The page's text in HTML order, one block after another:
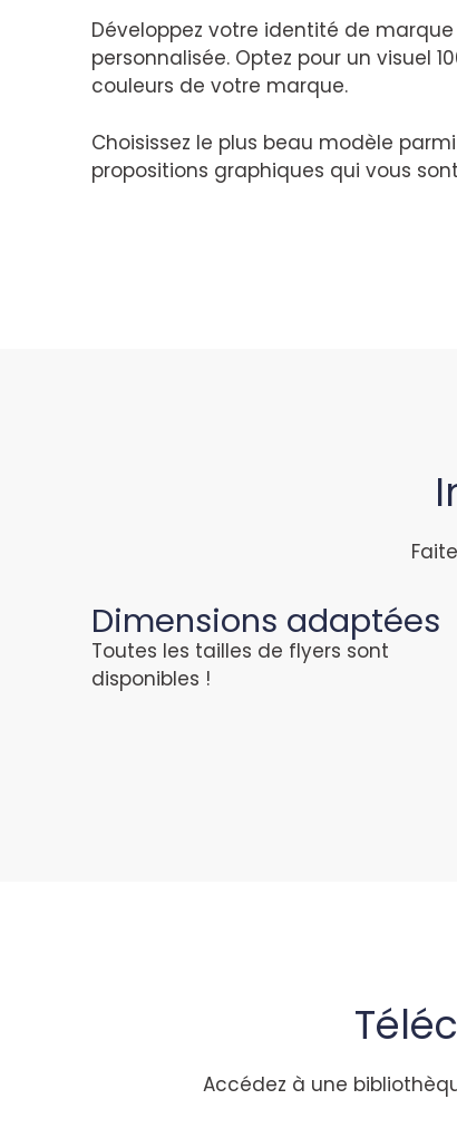
Développez votre identité de
personnalisée. Optez pour un visuel
couleurs de votre marque.
Choisissez le plus beau modèle
propositions graphiques qui vous
Dimensions adaptées
Toutes les tailles de flyers sont
disponibles !
Accédez à une